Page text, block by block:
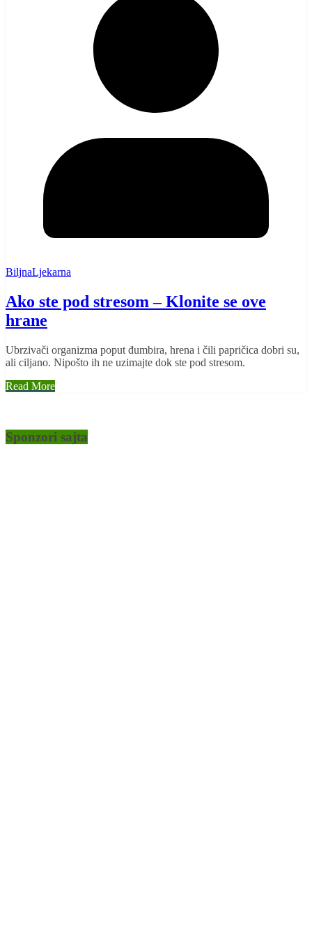
BiljnaLjekarna
Ako ste pod stresom – Klonite se ove
hrane
Ubrzivači organizma poput đumbira, hrena i čili papričica dobri su,
ali ciljano. Nipošto ih ne uzimajte dok ste pod stresom.
Read More
Sponzori sajta